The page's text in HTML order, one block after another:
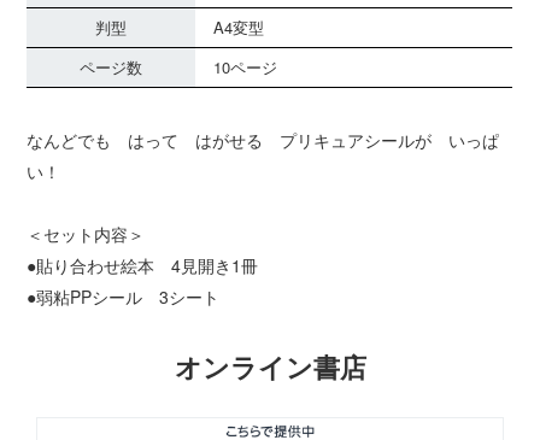
判型
A4変型
ページ数
10ページ
なんどでも はって はがせる プリキュアシールが いっぱ
い！
＜セット内容＞
●貼り合わせ絵本 4見開き1冊
●弱粘PPシール 3シート
オンライン書店